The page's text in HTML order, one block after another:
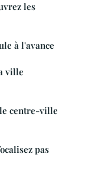
les
à l'avance
ville
centre-ville
pas